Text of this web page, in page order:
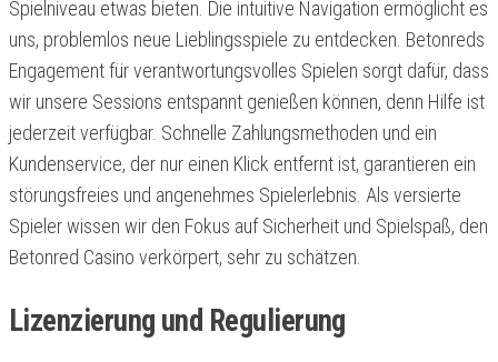
Spielniveau etwas bieten. Die intuitive Navigation ermöglicht es
uns, problemlos neue Lieblingsspiele zu entdecken. Betonreds
Engagement für verantwortungsvolles Spielen sorgt dafür, dass
wir unsere Sessions entspannt genießen können, denn Hilfe ist
jederzeit verfügbar. Schnelle Zahlungsmethoden und ein
Kundenservice, der nur einen Klick entfernt ist, garantieren ein
störungsfreies und angenehmes Spielerlebnis. Als versierte
Spieler wissen wir den Fokus auf Sicherheit und Spielspaß, den
Betonred Casino verkörpert, sehr zu schätzen.
Lizenzierung und Regulierung